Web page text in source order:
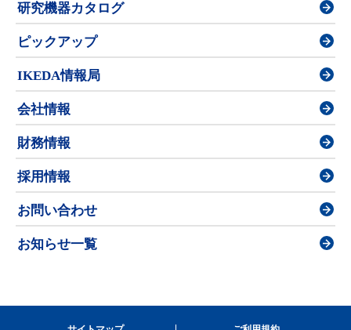
研究機器カタログ
ピックアップ
IKEDA情報局
会社情報
財務情報
採用情報
お問い合わせ
お知らせ一覧